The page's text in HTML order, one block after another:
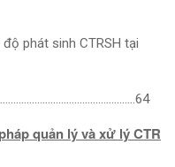
phát sinh CTRSH tại
quản lý và xử lý CTR